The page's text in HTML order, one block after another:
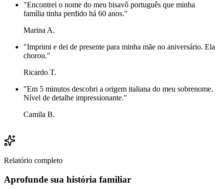
"Encontrei o nome do meu bisavô português que minha
família tinha perdido há 60 anos."
Marina A.
"Imprimi e dei de presente para minha mãe no aniversário. Ela
chorou."
Ricardo T.
"Em 5 minutos descobri a origem italiana do meu sobrenome.
Nível de detalhe impressionante."
Camila B.
Relatório completo
Aprofunde sua história familiar